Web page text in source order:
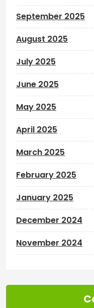
September 2025
August 2025
July 2025
June 2025
May 2025
April 2025
March 2025
February 2025
January 2025
December 2024
November 2024